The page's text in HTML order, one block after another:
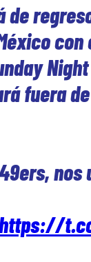
de
con
fuera
nos